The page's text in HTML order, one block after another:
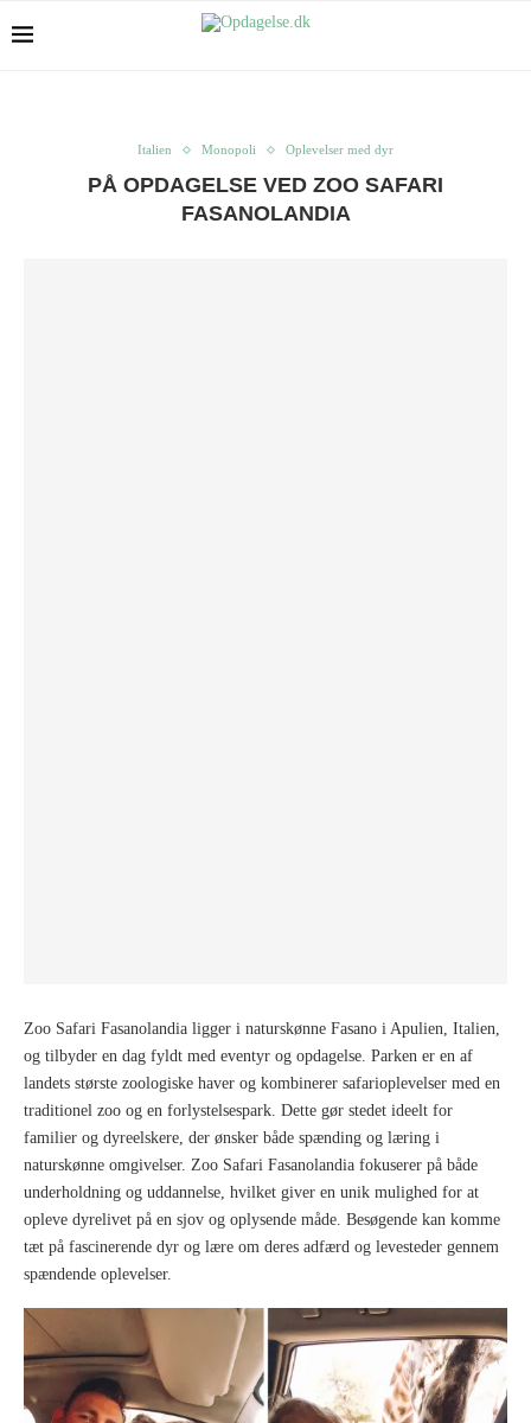
Italien Monopoli Oplevelser med dyr
PÅ OPDAGELSE VED ZOO SAFARI
FASANOLANDIA
Zoo Safari Fasanolandia ligger i naturskønne Fasano i Apulien, Italien,
og tilbyder en dag fyldt med eventyr og opdagelse. Parken er en af
landets største zoologiske haver og kombinerer safarioplevelser med en
traditionel zoo og en forlystelsespark. Dette gør stedet ideelt for
familier og dyreelskere, der ønsker både spænding og læring i
naturskønne omgivelser. Zoo Safari Fasanolandia fokuserer på både
underholdning og uddannelse, hvilket giver en unik mulighed for at
opleve dyrelivet på en sjov og oplysende måde. Besøgende kan komme
tæt på fascinerende dyr og lære om deres adfærd og levesteder gennem
spændende oplevelser.